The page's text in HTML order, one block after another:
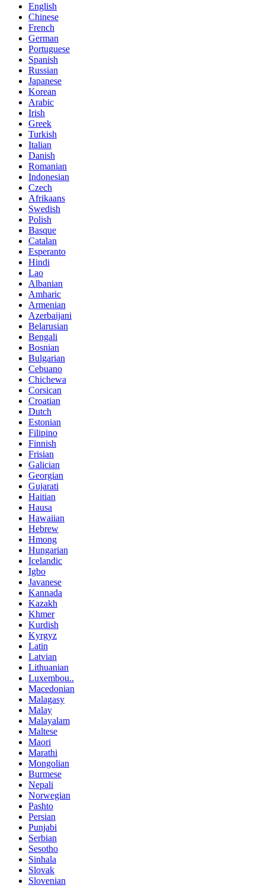
English
Chinese
French
German
Portuguese
Spanish
Russian
Japanese
Korean
Arabic
Irish
Greek
Turkish
Italian
Danish
Romanian
Indonesian
Czech
Afrikaans
Swedish
Polish
Basque
Catalan
Esperanto
Hindi
Lao
Albanian
Amharic
Armenian
Azerbaijani
Belarusian
Bengali
Bosnian
Bulgarian
Cebuano
Chichewa
Corsican
Croatian
Dutch
Estonian
Filipino
Finnish
Frisian
Galician
Georgian
Gujarati
Haitian
Hausa
Hawaiian
Hebrew
Hmong
Hungarian
Icelandic
Igbo
Javanese
Kannada
Kazakh
Khmer
Kurdish
Kyrgyz
Latin
Latvian
Lithuanian
Luxembou..
Macedonian
Malagasy
Malay
Malayalam
Maltese
Maori
Marathi
Mongolian
Burmese
Nepali
Norwegian
Pashto
Persian
Punjabi
Serbian
Sesotho
Sinhala
Slovak
Slovenian